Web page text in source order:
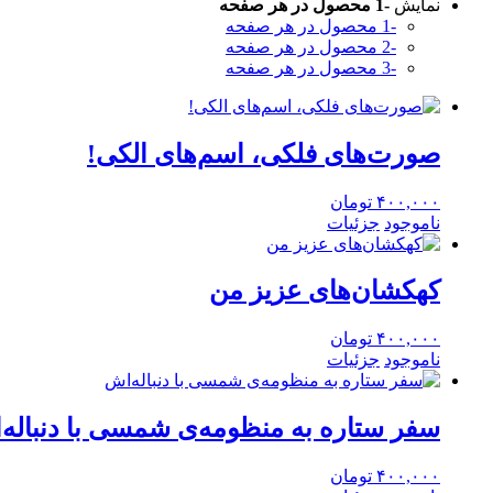
نمایش -1 محصول در هر صفحه
-1 محصول در هر صفحه
-2 محصول در هر صفحه
-3 محصول در هر صفحه
صورت‌های فلکی، اسم‌های الکی!
۴۰۰,۰۰۰ تومان
ناموجود جزئیات
کهکشان‌های عزیز من
۴۰۰,۰۰۰ تومان
ناموجود جزئیات
سفر ستاره به منظومه‌ی شمسی با
۴۰۰,۰۰۰ تومان